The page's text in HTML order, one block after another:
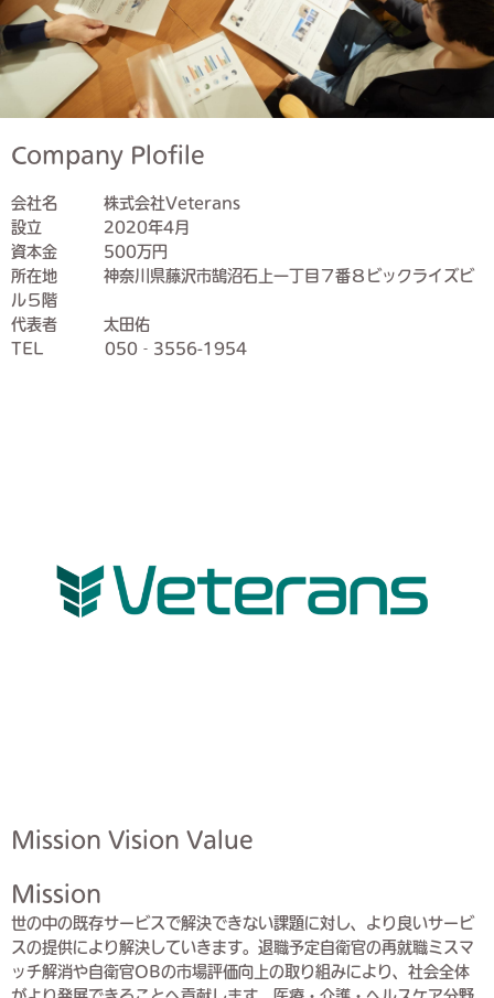
Company Plofile
会社名 株式会社Veterans
設立 2020年4月
資本金 500万円
所在地 神奈川県藤沢市鵠沼石上一丁目７番８ビックライズビ
ル５階
代表者 太田佑
TEL 050‐3556-1954
Mission Vision Value
Mission
世の中の既存サービスで解決できない課題に対し、より良いサービ
スの提供により解決していきます。退職予定自衛官の再就職ミスマ
ッチ解消や自衛官OBの市場評価向上の取り組みにより、社会全体